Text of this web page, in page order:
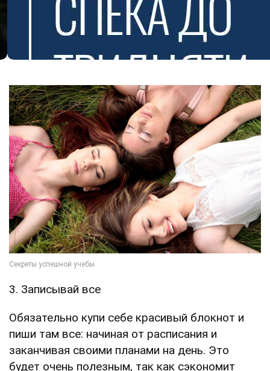
3. Записывай все
Обязательно купи себе красивый блокнот и
пиши там все: начиная от расписания и
заканчивая своими планами на день. Это
будет очень полезным, так как сэкономит